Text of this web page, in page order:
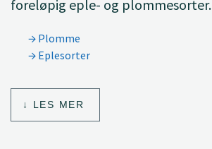
foreløpig eple- og plommesorter.
Plomme
Eplesorter
LES MER